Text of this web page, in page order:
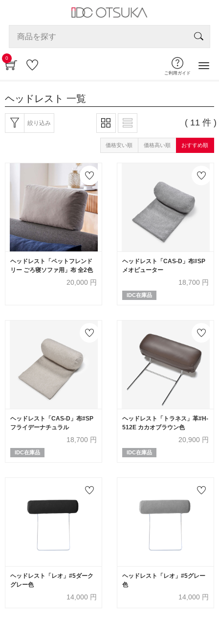
0
ご利用ガイド
ヘッドレスト 一覧
絞り込み ( 11 件 )
価格安い順 価格高い順 おすすめ順
ヘッドレスト「ペットフレンド
リー ごろ寝ソファ用」布 全2色
20,000 円
ヘッドレスト「CAS-D」布#SP
メオピューター
18,700 円
IDC在庫品
ヘッドレスト「CAS-D」布#SP
フライデーナチュラル
18,700 円
IDC在庫品
ヘッドレスト「トラネス」革#H-
512E カカオブラウン色
20,900 円
IDC在庫品
ヘッドレスト「レオ」#5ダーク
グレー色
14,000 円
ヘッドレスト「レオ」#5グレー
色
14,000 円